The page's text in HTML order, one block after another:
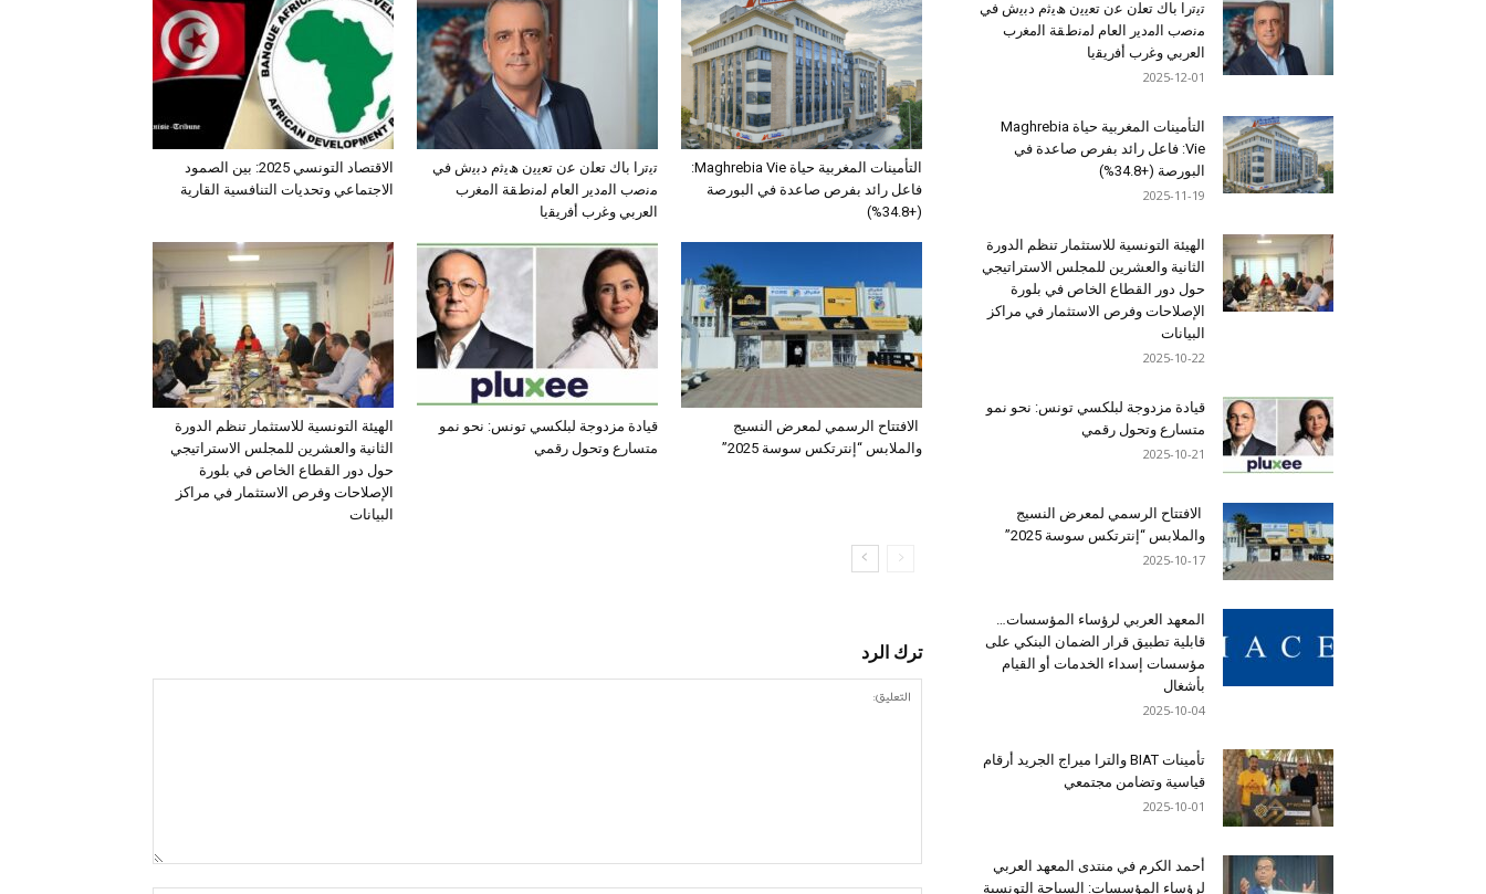
الاقتصاد التونسي 2025: بين الصمود
الاجتماعي وتحديات التنافسية القارية
ﺗﯾﺗرا ﺑﺎك ﺗﻌﻠن ﻋن ﺗﻌﯾﯾن ھﯾﺛم دﺑﯾش ﻓﻲ
ﻣﻧﺻب اﻟﻣدﯾر اﻟﻌﺎم ﻟﻣﻧطﻘﺔ اﻟﻣﻐرب
اﻟﻌرﺑﻲ وﻏرب أﻓرﯾﻘﯾﺎ
التأمينات المغربية حياة Maghrebia Vie:
فاعل رائد بفرص صاعدة في البورصة
(+34.8%)
الهيئة التونسية للاستثمار تنظم الدورة
الثانية والعشرين للمجلس الاستراتيجي
حول دور القطاع الخاص في بلورة
الإصلاحات وفرص الاستثمار في مراكز
البيانات
قيادة مزدوجة لبلكسي تونس: نحو نمو
متسارع وتحول رقمي
الافتتاح الرسمي لمعرض النسيج
والملابس “إنترتكس سوسة 2025”
ترك الرد
ﺗﯾﺗرا ﺑﺎك ﺗﻌﻠن ﻋن ﺗﻌﯾﯾن ھﯾﺛم دﺑﯾش ﻓﻲ
ﻣﻧﺻب اﻟﻣدﯾر اﻟﻌﺎم ﻟﻣﻧطﻘﺔ اﻟﻣﻐرب
اﻟﻌرﺑﻲ وﻏرب أﻓرﯾﻘﯾﺎ
2025-12-01
التأمينات المغربية حياة Maghrebia
Vie: فاعل رائد بفرص صاعدة في
البورصة (+34.8%)
2025-11-19
الهيئة التونسية للاستثمار تنظم الدورة
الثانية والعشرين للمجلس الاستراتيجي
حول دور القطاع الخاص في بلورة
الإصلاحات وفرص الاستثمار في مراكز
البيانات
2025-10-22
قيادة مزدوجة لبلكسي تونس: نحو نمو
متسارع وتحول رقمي
2025-10-21
الافتتاح الرسمي لمعرض النسيج
والملابس “إنترتكس سوسة 2025”
2025-10-17
المعهد العربي لرؤساء المؤسسات…
قابلية تطبيق قرار الضمان البنكي على
مؤسسات إسداء الخدمات أو القيام
بأشغال
2025-10-04
تأمينات BIAT والترا ميراج الجريد أرقام
قياسية وتضامن مجتمعي
2025-10-01
أحمد الكرم في منتدى المعهد العربي
لرؤساء المؤسسات: السياحة التونسية